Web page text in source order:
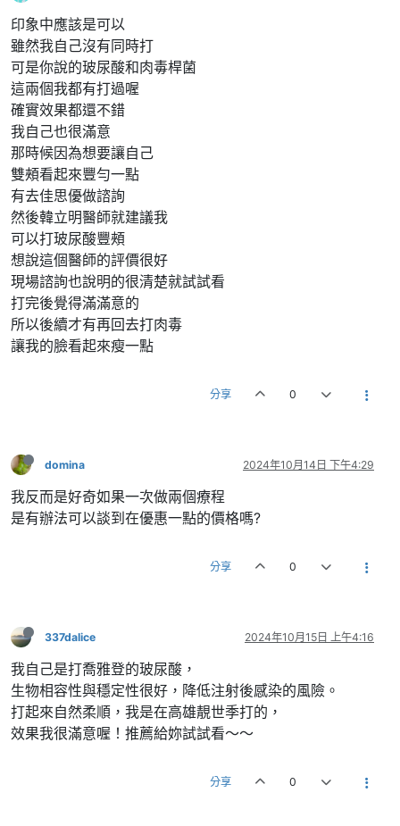
印象中應該是可以
雖然我自己沒有同時打
可是你說的玻尿酸和肉毒桿菌
這兩個我都有打過喔
確實效果都還不錯
我自己也很滿意
那時候因為想要讓自己
雙頰看起來豐勻一點
有去佳思優做諮詢
然後韓立明醫師就建議我
可以打玻尿酸豐頰
想說這個醫師的評價很好
現場諮詢也說明的很清楚就試試看
打完後覺得滿滿意的
所以後續才有再回去打肉毒
讓我的臉看起來瘦一點
分享 0
domina 2024年10月14日 下午4:29
我反而是好奇如果一次做兩個療程
是有辦法可以談到在優惠一點的價格嗎?
分享 0
337dalice 2024年10月15日 上午4:16
我自己是打喬雅登的玻尿酸，
生物相容性與穩定性很好，降低注射後感染的風險。
打起來自然柔順，我是在高雄靚世季打的，
效果我很滿意喔！推薦給妳試試看～～
分享 0